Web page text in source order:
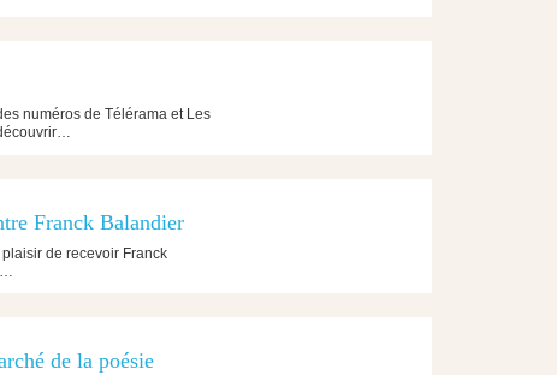
numéros de Télérama et Les
Franck Balandier
de recevoir Franck
de la poésie